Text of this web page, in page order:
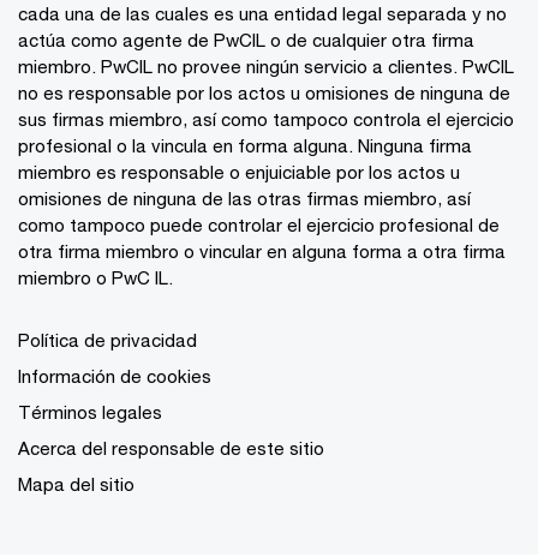
cada una de las cuales es una entidad legal separada y no
actúa como agente de PwCIL o de cualquier otra firma
miembro. PwCIL no provee ningún servicio a clientes. PwCIL
no es responsable por los actos u omisiones de ninguna de
sus firmas miembro, así como tampoco controla el ejercicio
profesional o la vincula en forma alguna. Ninguna firma
miembro es responsable o enjuiciable por los actos u
omisiones de ninguna de las otras firmas miembro, así
como tampoco puede controlar el ejercicio profesional de
otra firma miembro o vincular en alguna forma a otra firma
miembro o PwC IL.
Política de privacidad
Información de cookies
Términos legales
Acerca del responsable de este sitio
Mapa del sitio